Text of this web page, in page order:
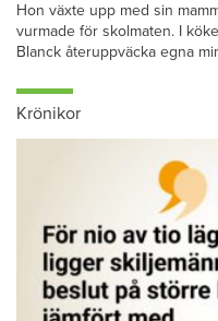
Hon växte upp med sin
vurmade för skolmaten. I
Blanck återuppväcka egna
Krönikor